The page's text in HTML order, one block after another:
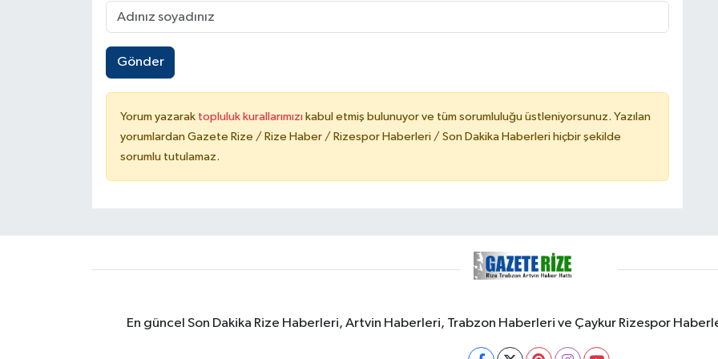
Gönder
Yorum yazarak topluluk kurallarımızı kabul etmiş bulunuyor ve tüm sorumluluğu üstleniyorsunuz. Yazılan
yorumlardan Gazete Rize / Rize Haber / Rizespor Haberleri / Son Dakika Haberleri hiçbir şekilde
sorumlu tutulamaz.
En güncel Son Dakika Rize Haberleri, Artvin Haberleri, Trabzon Haberleri ve Çaykur Rizespor